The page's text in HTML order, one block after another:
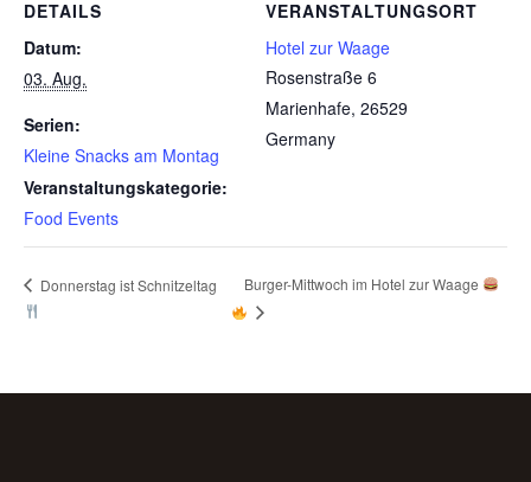
DETAILS
Datum:
03. Aug.
Serien:
Kleine Snacks am Montag
Veranstaltungskategorie:
Food Events
VERANSTALTUNGSORT
Hotel zur Waage
Rosenstraße 6
Marienhafe, 26529
Germany
Donnerstag ist Schnitzeltag Burger-Mittwoch im Hotel zur Waage